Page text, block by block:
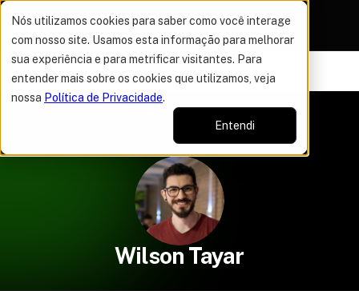
Nós utilizamos cookies para saber como você interage
com nosso site. Usamos esta informação para melhorar
sua experiência e para metrificar visitantes. Para
entender mais sobre os cookies que utilizamos, veja
nossa Política de Privacidade.
Entendi
ANO VAGAS POR TEMPO LIMITADO
12% 50% OFF EM
Wilson Tayar